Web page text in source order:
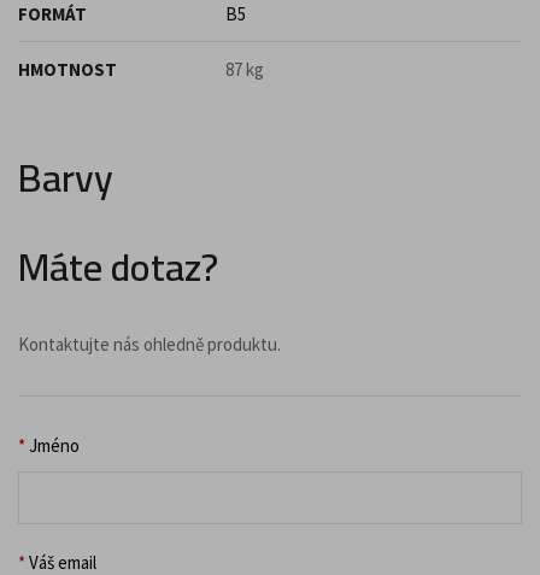
FORMÁT B5
HMOTNOST 87 kg
Barvy
Máte dotaz?
Kontaktujte nás ohledně produktu.
*Jméno
*Váš email